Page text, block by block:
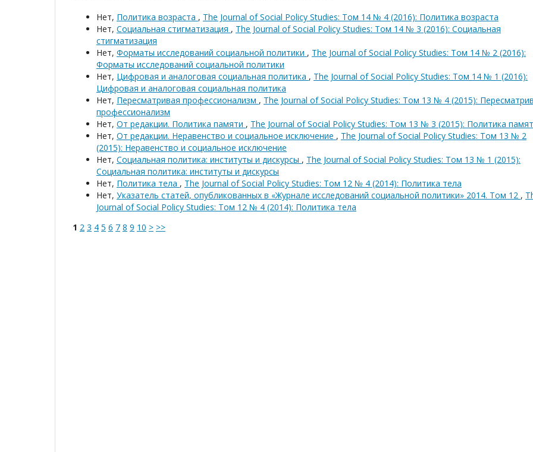
Нет, Политика возраста , The Journal of Social Policy Studies: Том 14 № 4 (2016): Политика возраста
Нет, Социальная стигматизация , The Journal of Social Policy Studies: Том 14 № 3 (2016): Социальная
стигматизация
Нет, Форматы исследований социальной политики , The Journal of Social Policy Studies: Том 14 № 2 (2016):
Форматы исследований социальной политики
Нет, Цифровая и аналоговая социальная политика , The Journal of Social Policy Studies: Том 14 № 1 (2016):
Цифровая и аналоговая социальная политика
Нет, Пересматривая профессионализм , The Journal of Social Policy Studies: Том 13 № 4 (2015):
профессионализм
Нет, От редакции. Политика памяти , The Journal of Social Policy Studies: Том 13 № 3 (2015): Политика
Нет, От редакции. Неравенство и социальное исключение , The Journal of Social Policy Studies: Том 13 № 2
(2015): Неравенство и социальное исключение
Нет, Социальная политика: институты и дискурсы , The Journal of Social Policy Studies: Том 13 № 1 (2015):
Социальная политика: институты и дискурсы
Нет, Политика тела , The Journal of Social Policy Studies: Том 12 № 4 (2014): Политика тела
Нет, Указатель статей, опубликованных в «Журнале исследований социальной политики» 2014. Том 12 ,
Journal of Social Policy Studies: Том 12 № 4 (2014): Политика тела
1 2 3 4 5 6 7 8 9 10 > >>